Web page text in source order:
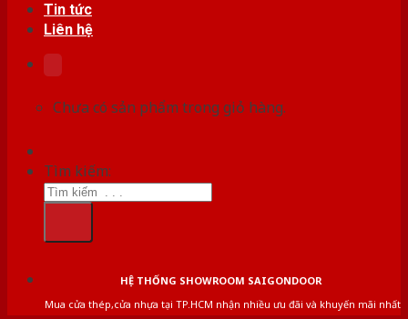
Tin tức
Liên hệ
Chưa có sản phẩm trong giỏ hàng.
Tìm kiếm:
HỆ THỐNG SHOWROOM SAIGONDOOR
Mua cửa thép,cửa nhựa tại TP.HCM nhận nhiều ưu đãi và khuyến mãi nhất